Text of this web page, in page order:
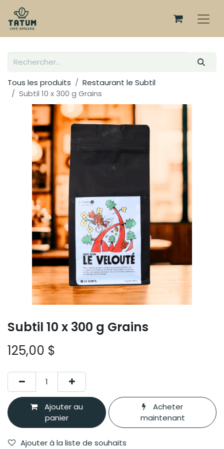
Tous les produits
Restaurant le Subtil
Subtil 10 x 300 g Grains
Subtil 10 x 300 g Grains
125,00 $
Ajouter au
panier
Acheter
maintenant
Ajouter à la liste de souhaits